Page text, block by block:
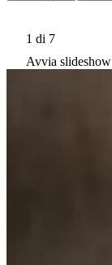
1 di 7
Avvia slideshow